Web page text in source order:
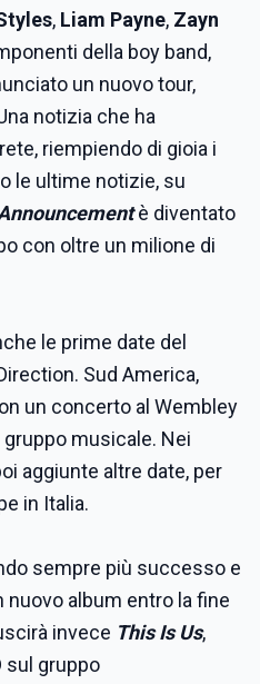
, Liam Payne, Zayn
della boy band,
un nuovo tour,
notizia che ha
riempiendo di gioia i
le ultime notizie, su
è diventato
con oltre un milione di
le prime date del
Sud America,
un concerto al Wembley
musicale. Nei
aggiunte altre date, per
in Italia.
sempre più successo e
nuovo album entro la fine
invece This Is Us,
sul gruppo